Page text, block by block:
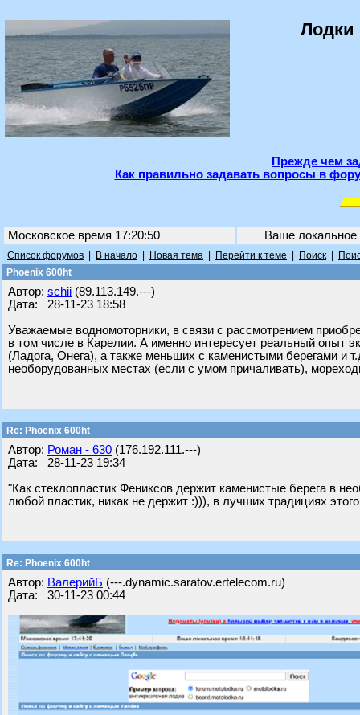
Лодки
Прежде чем
Как правильно задавать вопросы в
Московское время 17:20:50 Ваше
Список форумов В начало Новая тема Перейти к теме Поиск
Phoenix 600ht
Автор: schii (89.113.149.---)
Дата: 28-11-23 18:58
Уважаемые водномоторники, в связи с рассмотрением
в том числе в Карелии. А именно интересует реальный опыт
(Ладога, Онега), а также меньших с каменистыми берегами и
необорудованных местах (если с умом причаливать),
Re: Phoenix 600ht
Автор: Роман - 630 (176.192.111.---)
Дата: 28-11-23 19:34
"Как стеклопластик Фениксов держит каменистые берега в
любой пластик, никак не держит :))), в лучших традициях
Re: Phoenix 600ht
Автор: ВалерийБ (---.dynamic.saratov.ertelecom.ru)
Дата: 30-11-23 00:44